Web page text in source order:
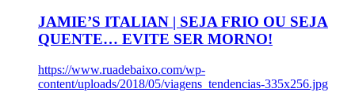
JAMIE’S ITALIAN | SEJA FRIO OU SEJA
QUENTE… EVITE SER MORNO!
https://www.ruadebaixo.com/wp-
content/uploads/2018/05/viagens_tendencias-335x256.jpg